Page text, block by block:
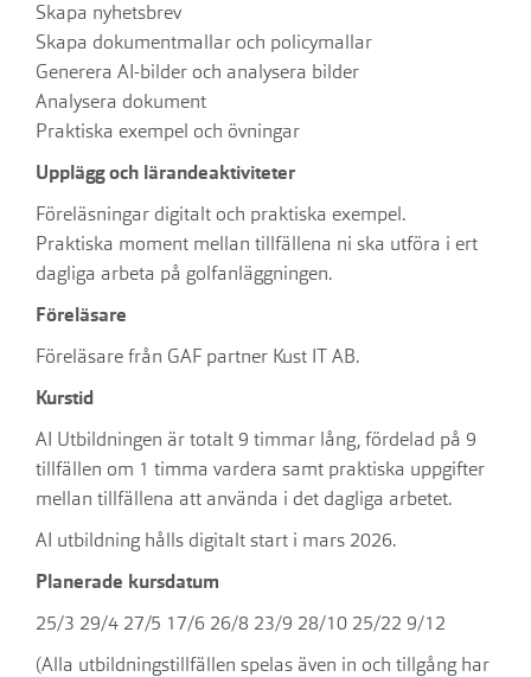
Skapa nyhetsbrev
Skapa dokumentmallar och policymallar
Generera AI-bilder och analysera bilder
Analysera dokument
Praktiska exempel och övningar
Upplägg och lärandeaktiviteter
Föreläsningar digitalt och praktiska exempel.
Praktiska moment mellan tillfällena ni ska utföra i ert
dagliga arbeta på golfanläggningen.
Föreläsare
Föreläsare från GAF partner Kust IT AB.
Kurstid
AI Utbildningen är totalt 9 timmar lång, fördelad på 9
tillfällen om 1 timma vardera samt praktiska uppgifter
mellan tillfällena att använda i det dagliga arbetet.
AI utbildning hålls digitalt start i mars 2026.
Planerade kursdatum
25/3 29/4 27/5 17/6 26/8 23/9 28/10 25/22 9/12
(Alla utbildningstillfällen spelas även in och tillgång har